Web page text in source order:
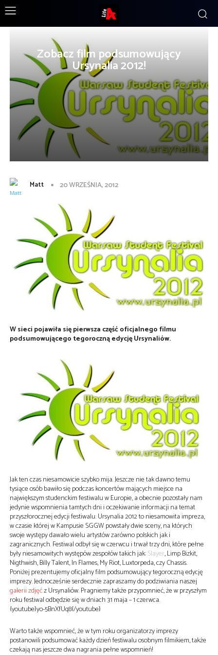
Zobacz film podsumowujący
Ursynalia 2012!
Matt 20 WRZEŚNIA, 2012
W sieci pojawiła się pierwsza część oficjalnego filmu
podsumowującego tegoroczną edycję Ursynaliów.
Jak ten czas niesamowicie szybko mija. Jeszcze nie tak dawno temu
tysiące osób bawiło się podczas koncertów mających miejsce na
największym studenckim festiwalu w Europie, a obecnie pozostały nam
jedynie wspomnienia tamtych dni i oczekiwanie informacji na temat
przyszłorocznej edycji festiwalu. Ursynalia 2012 to niesamowita impreza,
w czasie której w Kampusie SGGW powstały dwie sceny, na których
swoje występy dawało wielu artystów zarówno polskich jak i
zagranicznych. Festiwal odbył się w czerwcu i trwał trzy dni, które pełne
były niesamowitych występów zespołów takich jak:Slayer, Limp Bizkit,
Nigthwish, Billy Talent, In Flames, My Riot, Luxtorpeda, czy Chassis.
Poniżej prezentujemy oficjalny film podsumowujący tegoroczną edycję
imprezy. Jednocześnie serdecznie zapraszamy do podziwiania naszej
galerii zdjęćz Ursynaliów. Pragniemy także przypomnieć, że w przyszłym
roku festiwal odbędzie się w dniach 31 maja – 1 czerwca.
{youtube}yo-5BnXfUq8{/youtube}
Warto także wspomnieć, że w tym roku organizatorzy imprezy
postanowili podsumować każdy dzień festiwalu osobnym filmikiem, także
czekają nas jeszcze dwa nagrania pełne wspomnień!